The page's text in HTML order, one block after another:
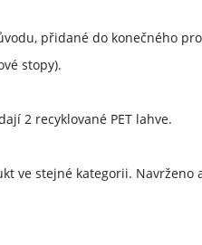
přidané do konečného
stopy).
2 recyklované PET lahve.
ve stejné kategorii. Navrženo